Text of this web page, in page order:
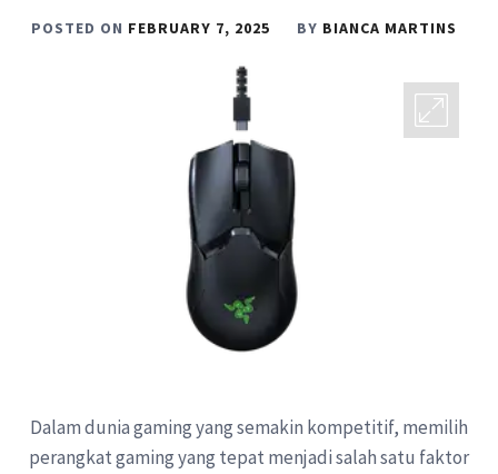
POSTED ON FEBRUARY 7, 2025 BY BIANCA MARTINS
Dalam dunia gaming yang semakin kompetitif, memilih
perangkat gaming yang tepat menjadi salah satu faktor